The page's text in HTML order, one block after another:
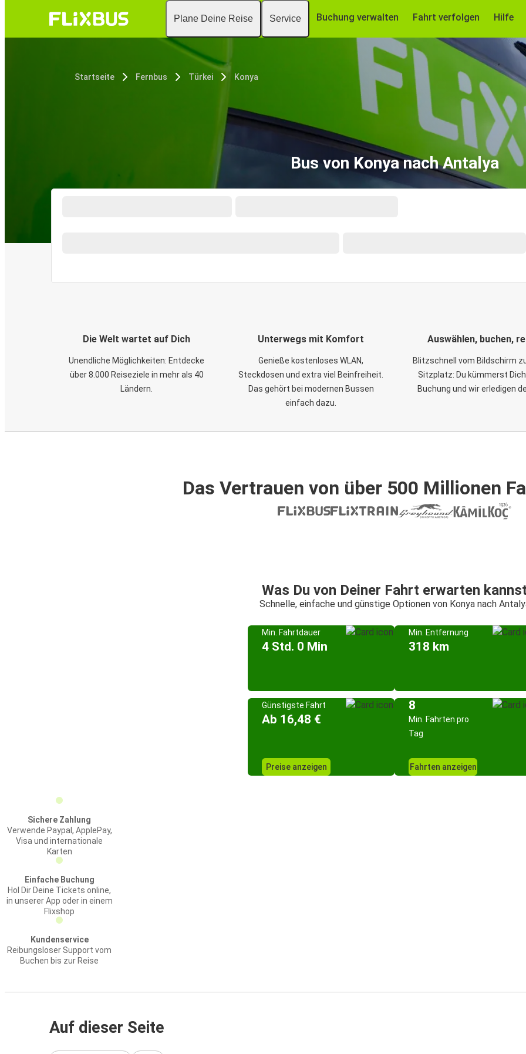
Plane Deine Reise Service Buchung verwalten Fahrt verfolgen Hilfe
Startseite Fernbus Türkei Konya
Bus von Konya nach Antalya
Die Welt wartet auf Dich
Unendliche Möglichkeiten: Entdecke
über 8.000 Reiseziele in mehr als 40
Ländern.
Unterwegs mit Komfort
Genieße kostenloses WLAN,
Steckdosen und extra viel Beinfreiheit.
Das gehört bei modernen Bussen
einfach dazu.
Auswählen, buchen,
Blitzschnell vom Bildschirm
Sitzplatz: Du kümmerst
Buchung und wir erledigen
Das Vertrauen von über 500 Millionen
Was Du von Deiner Fahrt erwarten
Schnelle, einfache und günstige Optionen von Konya nach
Min. Fahrtdauer
4 Std. 0 Min
Min. Entfernung
318 km
Günstigste Fahrt
Ab 16,48 €
Preise anzeigen
8
Min. Fahrten pro
Tag
Fahrten anzeigen
Sichere Zahlung
Verwende Paypal, ApplePay,
Visa und internationale
Karten
Einfache Buchung
Hol Dir Deine Tickets online,
in unserer App oder in einem
Flixshop
Kundenservice
Reibungsloser Support vom
Buchen bis zur Reise
Auf dieser Seite